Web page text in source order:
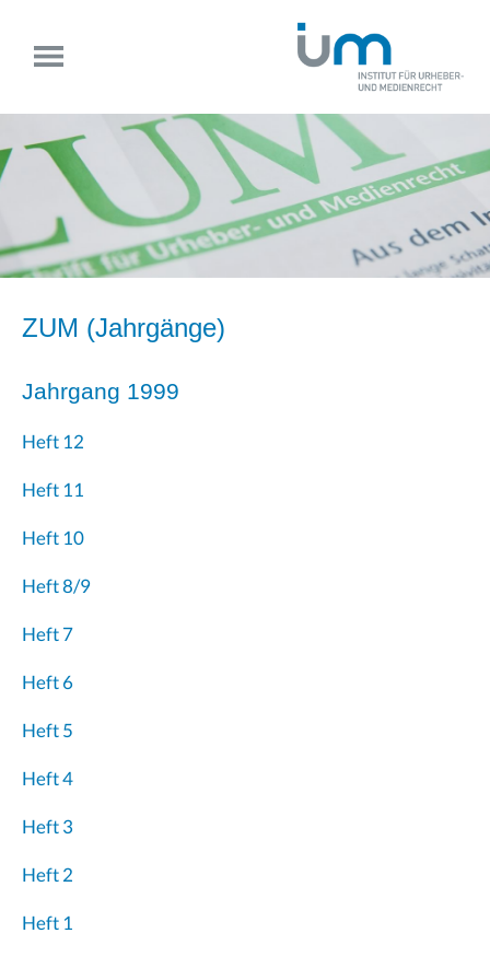
ZUM (Jahrgänge)
Jahrgang 1999
Heft 12
Heft 11
Heft 10
Heft 8/9
Heft 7
Heft 6
Heft 5
Heft 4
Heft 3
Heft 2
Heft 1